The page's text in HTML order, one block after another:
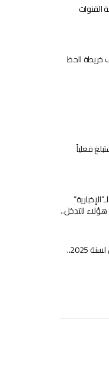
القنوات
2026 تكشف خريطة الحظ
فعلياً
هؤلاء للتدخل..